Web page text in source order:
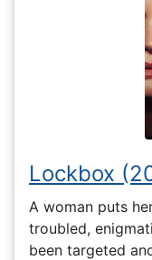
Lockbox
A woman puts
troubled,
been targeted